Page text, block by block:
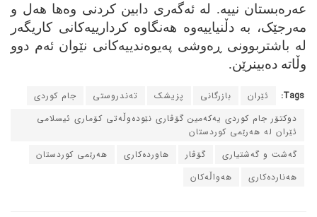
عه‌ره‌بستان نییه‌. له‌ ئه‌گه‌ری دابین کردنی وه‌ها هه‌ل و
مه‌رجێک، به‌ دڵنیاییه‌وه‌ هه‌نگاوه‌ کردارییه‌کانی کاریگه‌ر
له‌ باشتربوونی ڕه‌وشی په‌یوه‌ندییه‌کانی نێوان ئه‌م دوو
وڵاته‌ ده‌بینرێن.
Tags: ئێران بازرگانی پزیشک ته‌ندروستی
جام کوردی
دوکتۆر جام کوردی یه‌که‌مین گۆڤاری نێوده‌وڵه‌تی کۆماری ئیسلامی
ئێران له‌ هه‌رێمی کوردستان
گه‌شت و گه‌شتیاری
گۆڤار هاورده‌کاری
هه‌رێمی کوردستان
هه‌نارده‌کاری
هه‌واڵه‌کان